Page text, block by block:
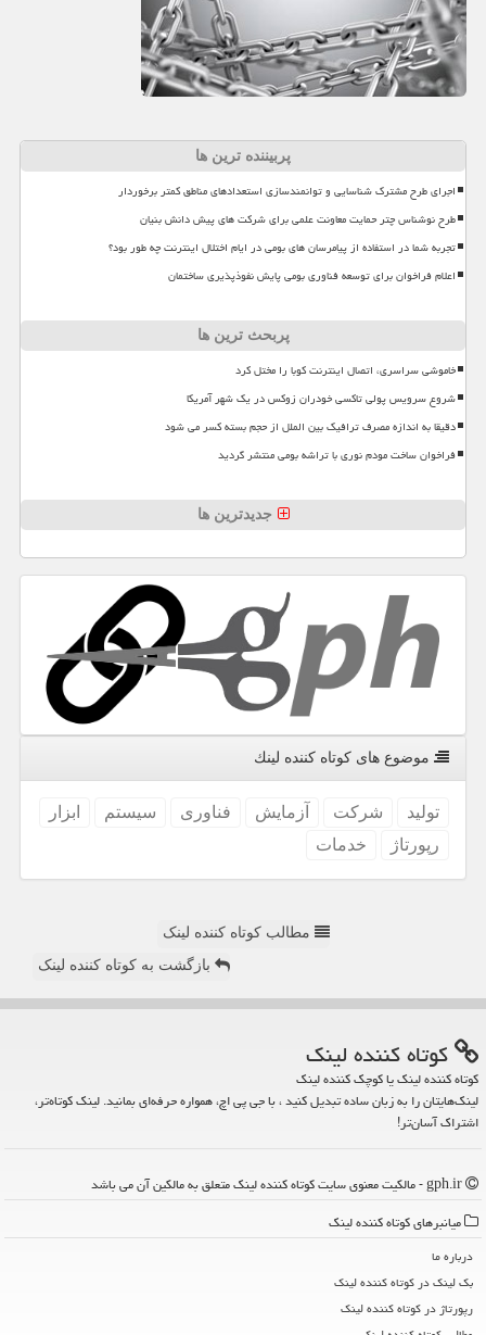
پربیننده ترین ها
اجرای طرح مشترک شناسایی و توانمندسازی استعدادهای مناطق کمتر برخوردار
طرح نوشناس چتر حمایت معاونت علمی برای شرکت های پیش دانش بنیان
تجربه شما در استفاده از پیامرسان های بومی در ایام اختلال اینترنت چه طور بود؟
اعلام فراخوان برای توسعه فناوری بومی پایش نفوذپذیری ساختمان
پربحث ترین ها
خاموشی سراسری، اتصال اینترنت کوبا را مختل کرد
شروع سرویس پولی تاکسی خودران زوکس در یک شهر آمریکا
دقیقا به اندازه مصرف ترافیک بین الملل از حجم بسته کسر می شود
فراخوان ساخت مودم نوری با تراشه بومی منتشر گردید
جدیدترین ها
موضوع های كوتاه كننده لینك
تولید شركت آزمایش فناوری سیستم
ابزار
رپورتاژ
خدمات
مطالب کوتاه کننده لینک
بازگشت به کوتاه کننده لینک
كوتاه كننده لینك
کوتاه کننده لینک یا کوچک کننده لینک
لینک‌هایتان را به زبان ساده تبدیل کنید ، با جی پی اچ، همواره حرفه‌ای بمانید. لینک کوتاه‌تر،
اشتراک آسان‌تر!
میانبرهای كوتاه كننده لینك
درباره ما
بک لینک در كوتاه كننده لینك
رپورتاژ در كوتاه كننده لینك